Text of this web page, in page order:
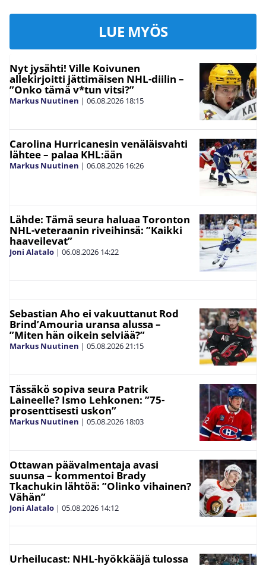
LUE MYÖS
Nyt jysähti! Ville Koivunen
allekirjoitti jättimäisen NHL-diilin –
”Onko tämä v*tun vitsi?”
Markus Nuutinen | 06.08.2026 18:15
Carolina Hurricanesin venäläisvahti
lähtee – palaa KHL:ään
Markus Nuutinen | 06.08.2026 16:26
Lähde: Tämä seura haluaa Toronton
NHL-veteraanin riveihinsä: ”Kaikki
haaveilevat”
Joni Alatalo | 06.08.2026 14:22
Sebastian Aho ei vakuuttanut Rod
Brind’Amouria uransa alussa –
”Miten hän oikein selviää?”
Markus Nuutinen | 05.08.202621:15
Tässäkö sopiva seura Patrik
Laineelle? Ismo Lehkonen: ”75-
prosenttisesti uskon”
Markus Nuutinen | 05.08.2026 18:03
Ottawan päävalmentaja avasi
suunsa – kommentoi Brady
Tkachukin lähtöä: ”Olinko vihainen?
Vähän”
Joni Alatalo | 05.08.2026 14:12
Urheilucast: NHL-hyökkääjä tulossa